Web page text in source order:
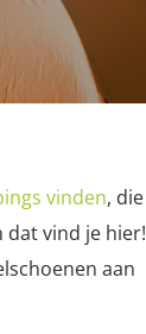
vinden, die
dat vind je hier!
aan